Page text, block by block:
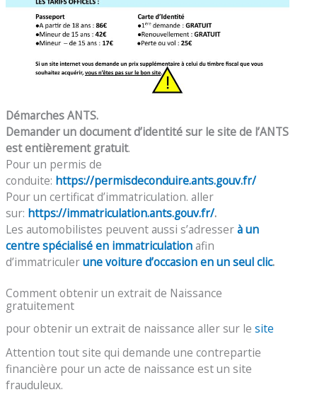
Démarches ANTS.
Demander un document d’identité sur le site de l’ANTS
est entièrement gratuit.
Pour un permis de
conduite: https://permisdeconduire.ants.gouv.fr/
Pour un certificat d’immatriculation. aller
sur: https://immatriculation.ants.gouv.fr/.
Les automobilistes peuvent aussi s’adresserà un
centre spécialisé en immatriculationafin
d’immatriculerune voiture d’occasion en un seul clic.
Comment obtenir un extrait de Naissance
gratuitement
pour obtenir un extrait de naissance aller sur le site
Attention tout site qui demande une contrepartie
financière pour un acte de naissance est un site
frauduleux.